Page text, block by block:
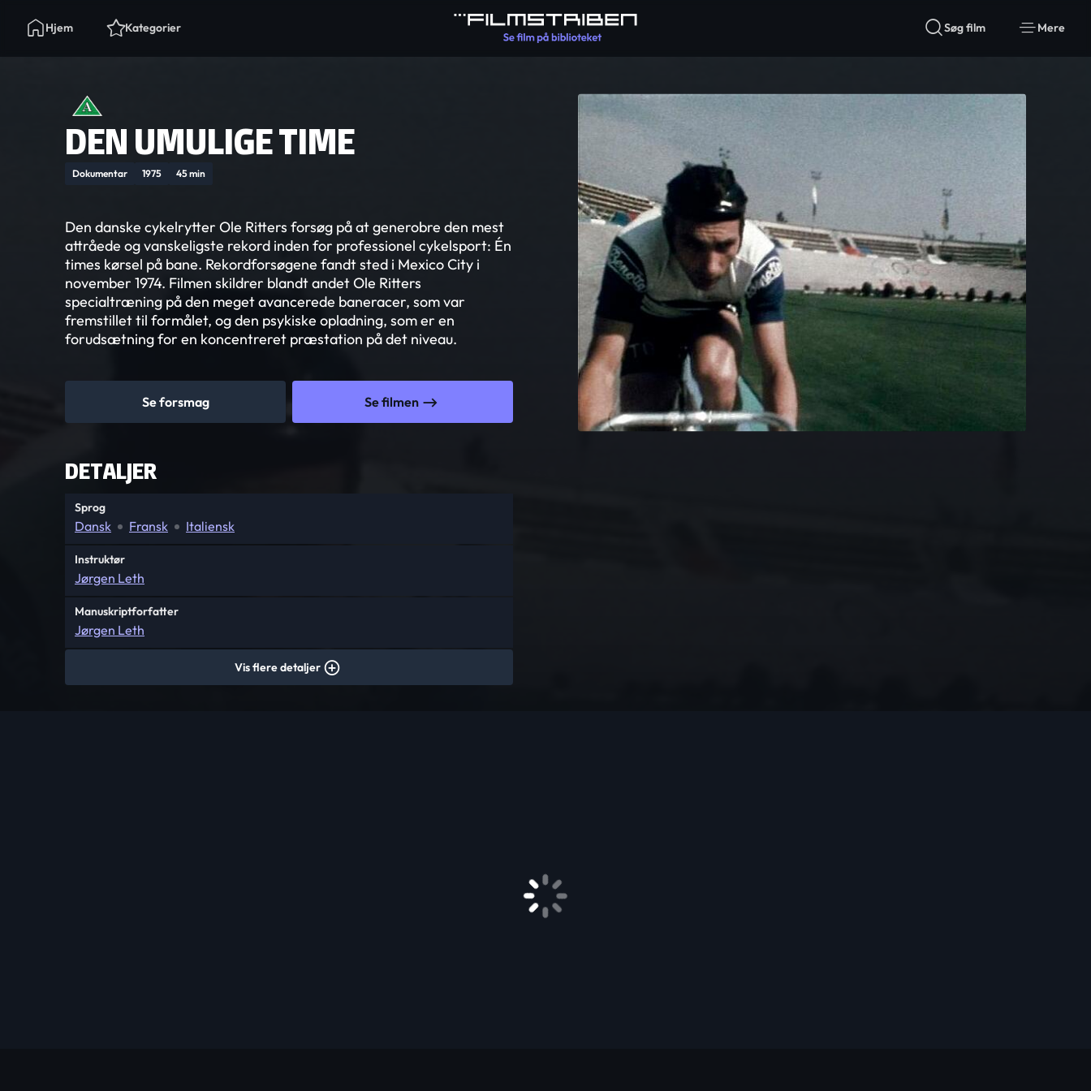
Hjem Kategorier Søg film Mere
DEN UMULIGE TIME
Dokumentar 1975 45 min
Den danske cykelrytter Ole Ritters forsøg på at generobre den mest
attråede og vanskeligste rekord inden for professionel cykelsport: Én
times kørsel på bane. Rekordforsøgene fandt sted i Mexico City i
november 1974. Filmen skildrer blandt andet Ole Ritters
specialtræning på den meget avancerede baneracer, som var
fremstillet til formålet, og den psykiske opladning, som er en
forudsætning for en koncentreret præstation på det niveau.
Se forsmag Se filmen
DETALJER
Sprog
Dansk Fransk Italiensk
Instruktør
Jørgen Leth
Manuskriptforfatter
Jørgen Leth
Vis flere detaljer